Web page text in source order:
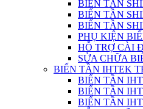
BIẾN TẦN
BIẾN TẦN
BIẾN TẦN
PHỤ KIỆN
HỖ TRỢ CÀI
SỬA CHỮA
BIẾN TẦN IHTEK
BIẾN TẦN
BIẾN TẦN
BIẾN TẦN